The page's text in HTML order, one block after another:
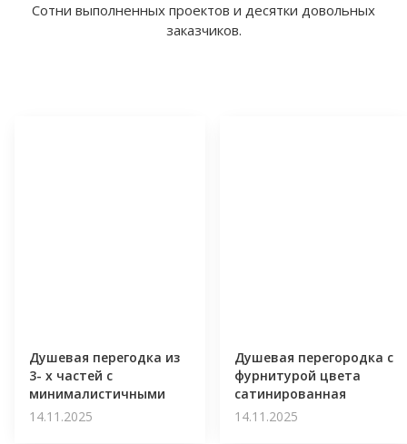
Сотни выполненных проектов и десятки довольных
заказчиков.
Душевая перегодка из
3- х частей с
минималистичными
угловыми
14.11.2025
Душевая перегородка с
фурнитурой цвета
сатинированная
нержавеющая сталь
14.11.2025